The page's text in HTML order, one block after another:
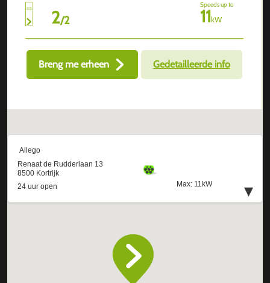
2/2
Speeds up to
11kW
Breng me erheen Gedetailleerde info